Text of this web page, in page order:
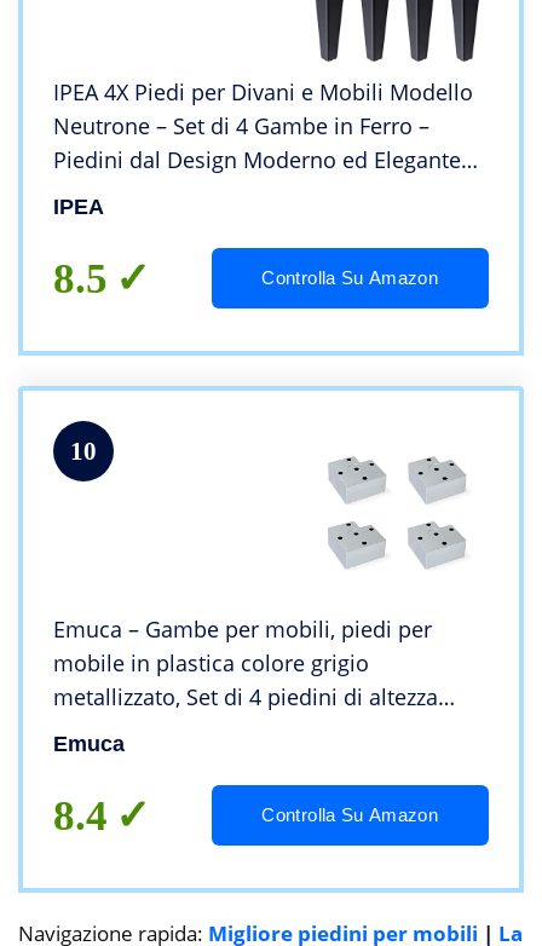
IPEA 4X Piedi per Divani e Mobili Modello
Neutrone – Set di 4 Gambe in Ferro –
Piedini dal Design Moderno ed Elegante
Colore Nero Opaco, Altezza 195 mm
IPEA
8.5 Controlla Su Amazon
10
Emuca – Gambe per mobili, piedi per
mobile in plastica colore grigio
metallizzato, Set di 4 piedini di altezza
45mm
Emuca
8.4 Controlla Su Amazon
Navigazione rapida: Migliore piedini per mobili | La